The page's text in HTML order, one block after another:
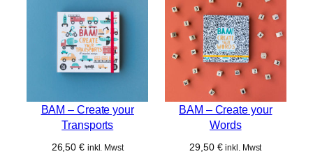
BAM – Create your
Transports
26,50€ inkl. Mwst
BAM – Create your
Words
29,50 € inkl. Mwst